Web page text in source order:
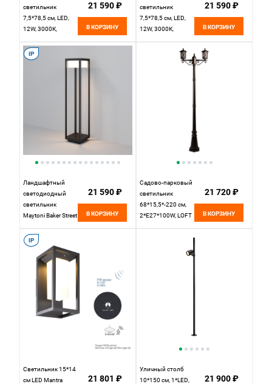
светильник
7,5*78,5 см, LED,
12W, 3000К,
L12GF3K серый
21 590 ₽
В КОРЗИНУ
светильник
7,5*78,5 см, LED,
12W, 3000К,
21 590 ₽
В КОРЗИНУ
IP
Ландшафтный
светодиодный
светильник
Maytoni Baker Street
21 590 ₽
В КОРЗИНУ
Садово-парковый
светильник
68*15,5*-220 см,
2*E27*100W, LOFT
21 720 ₽
В КОРЗИНУ
IP
Светильник 15*14
см LED Mantra
21 801 ₽
Уличный столб
10*150 см, 1*LED,
21 900 ₽